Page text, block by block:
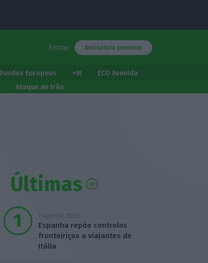
Entrar Assinatura premium
Fundos Europeus +M
ECO Avenida
Ataque ao Irão
Últimas
7 Agosto 2026
Espanha repõe controlos
fronteiriços a viajantes de
Itália